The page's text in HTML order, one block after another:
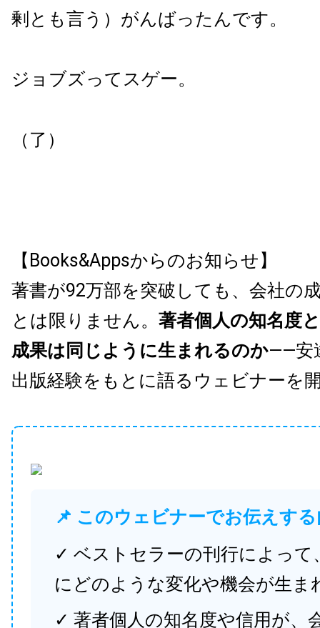
剰とも言う）がんばったんです。
ジョブズってスゲー。
（了）
【Books&Appsからのお知らせ】
著書が92万部を突破しても、会社の
とは限りません。 著者個人の知名度
成果は同じように生まれるのか——安
出版経験をもとに語るウェビナーを
📌 このウェビナーでお伝えす
✓ ベストセラーの刊行によって
にどのような変化や機会が生ま
✓ 著者個人の知名度や信用が、